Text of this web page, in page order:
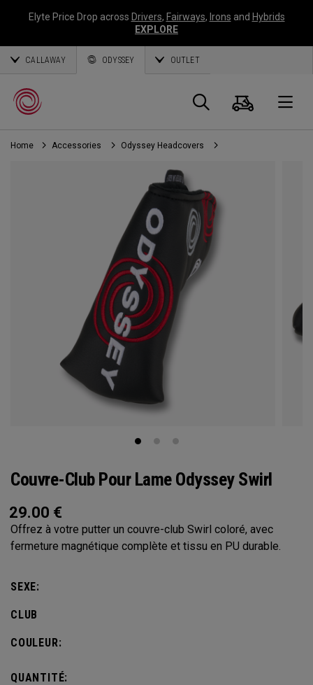
Elyte Price Drop across Drivers, Fairways, Irons and Hybrids
EXPLORE
CALLAWAY ODYSSEY OUTLET
Panier
Home Accessories Odyssey Headcovers
Couvre-Club Pour Lame Odyssey Swirl
29.00 €
Offrez à votre putter un couvre-club Swirl coloré, avec
fermeture magnétique complète et tissu en PU durable.
SEXE:
CLUB
COULEUR:
QUANTITÉ: